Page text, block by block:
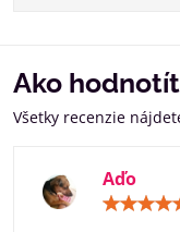
Ako
Všetky recenzie
Aďo